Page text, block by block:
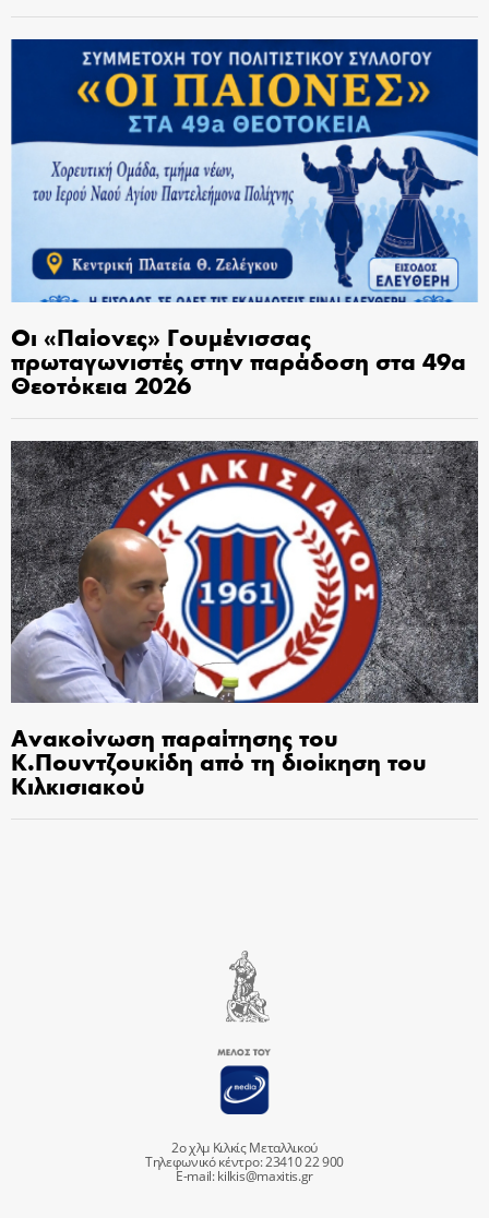
Οι «Παίονες» Γουμένισσας
πρωταγωνιστές στην παράδοση στα 49α
Θεοτόκεια 2026
Ανακοίνωση παραίτησης του
Κ.Πουντζουκίδη από τη διοίκηση του
Κιλκισιακού
2ο χλμ Κιλκίς Μεταλλικού
Τηλεφωνικό κέντρο: 23410 22 900
E-mail:kilkis@maxitis.gr